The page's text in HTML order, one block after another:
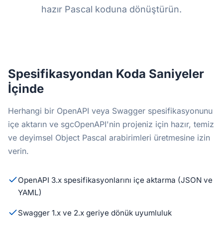
hazır Pascal koduna dönüştürün.
Spesifikasyondan Koda Saniyeler
İçinde
Herhangi bir OpenAPI veya Swagger spesifikasyonunu
içe aktarın ve sgcOpenAPI'nin projeniz için hazır, temiz
ve deyimsel Object Pascal arabirimleri üretmesine izin
verin.
OpenAPI 3.x spesifikasyonlarını içe aktarma (JSON ve
YAML)
Swagger 1.x ve 2.x geriye dönük uyumluluk